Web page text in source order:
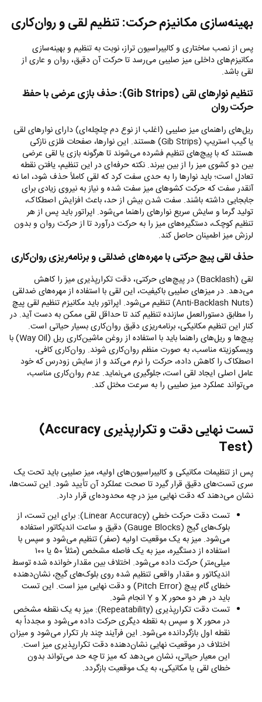
بهینه‌سازی مکانیزم حرکت: تنظیم لقی و روان‌کاری
پس از نصب ساختاری و کالیبراسیون تراز، نوبت به تنظیم و بهینه‌سازی
مکانیزم‌های داخلی میز صلیبی می‌رسد تا حرکت آن دقیق، روان و عاری از
لقی باشد.
تنظیم نوارهای لقی (Gib Strips): حذف بازی عرضی با حفظ
حرکت روان
ریل‌های راهنمای میز صلیبی (اغلب از نوع دم چلچله‌ای) دارای نوارهای لقی
یا گیب استریپ (Gib Strips) هستند. این نوارها، صفحات فلزی نازکی
هستند که با پیچ‌های تنظیم فشرده می‌شوند تا هرگونه بازی یا لقی عرضی
بین دو کشوی میز را از بین ببرند. نکته حرفه‌ای در این تنظیم، یافتن نقطه
تعادل است؛ باید نوارها را به حدی سفت کرد که لقی کاملاً حذف شود، اما نه
آنقدر سفت که حرکت کشوهای میز سفت شده و نیاز به نیروی زیادی برای
جابجایی داشته باشند. سفت شدن بیش از حد، باعث افزایش اصطکاک،
تولید گرما و سایش سریع نوارهای راهنما می‌شود. اپراتور باید پس از هر
تنظیم کوچک، دستگیره‌های میز را به حرکت درآورد تا از حرکت روان و بدون
لرزش میز اطمینان حاصل کند.
حذف لقی پیچ حرکتی با مهره‌های ضدلقی و برنامه‌ریزی روان‌کاری
لقی (Backlash) در پیچ‌های حرکتی، دقت تکرارپذیری میز را کاهش
می‌دهد. در میزهای صلیبی باکیفیت، این لقی با استفاده از مهره‌های ضدلقی
(
Anti-Backlash Nuts) تنظیم می‌شود. اپراتور باید مکانیزم تنظیم لقی پیچ
را مطابق دستورالعمل سازنده تنظیم کند تا حداقل لقی ممکن به دست آید. در
کنار این تنظیم مکانیکی، برنامه‌ریزی دقیق روان‌کاری بسیار حیاتی است.
پیچ‌ها و ریل‌های راهنما باید با استفاده از روغن ماشین‌کاری ریل (Way Oil) با
ویسکوزیته مناسب، به صورت منظم روان‌کاری شوند. روان‌کاری کافی،
اصطکاک را کاهش داده، حرکت را نرم می‌کند و از سایش زودرس که خود
عامل اصلی ایجاد لقی است، جلوگیری می‌نماید. عدم روان‌کاری مناسب،
می‌تواند عملکرد میز صلیبی را به سرعت مختل کند.
تست نهایی دقت و تکرارپذیری(Accuracy
Test)
پس از تنظیمات مکانیکی و کالیبراسیون‌های اولیه، میز صلیبی باید تحت یک
سری تست‌های دقیق قرار گیرد تا صحت عملکرد آن تأیید شود. این تست‌ها،
نشان می‌دهند که دقت نهایی میز در چه محدوده‌ای قرار دارد.
تست دقت حرکت خطی (Linear Accuracy): برای این تست، از
بلوک‌های گیج (Gauge Blocks) دقیق و ساعت اندیکاتور استفاده
می‌شود. میز به یک موقعیت اولیه (صفر) تنظیم می‌شود و سپس با
استفاده از دستگیره، میز به یک فاصله مشخص (مثلاً ۵۰ یا ۱۰۰
میلی‌متر) حرکت داده می‌شود. اختلاف بین مقدار خوانده شده توسط
اندیکاتور و مقدار واقعی تنظیم شده روی بلوک‌های گیج، نشان‌دهنده
خطای گام پیچ (Pitch Error) و دقت نهایی میز است. این تست
باید در هر دو محورX وY انجام شود.
تست دقت تکرارپذیری (Repeatability): میز به یک نقطه مشخص
در محورX و سپس به نقطه دیگری حرکت داده می‌شود و مجدداً به
نقطه اول بازگردانده می‌شود. این فرآیند چند بار تکرار می‌شود و میزان
اختلاف در موقعیت نهایی نشان‌دهنده دقت تکرارپذیری میز است.
این معیار حیاتی، نشان می‌دهد که میز تا چه حد می‌تواند بدون
خطای لقی یا مکانیکی، به یک موقعیت بازگردد.